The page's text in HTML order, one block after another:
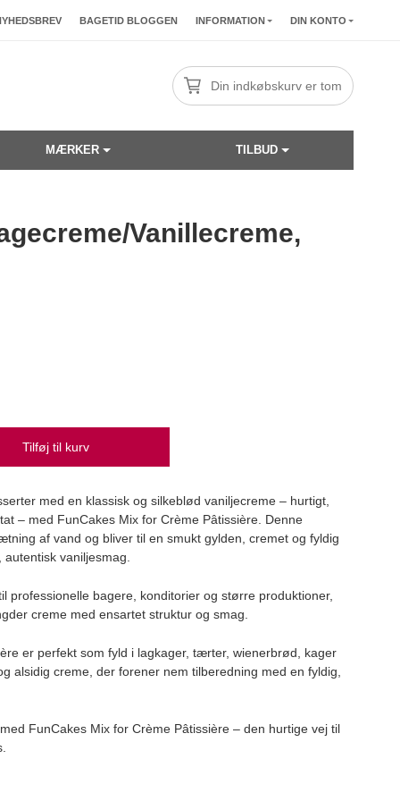
BAGETID BLOGGEN INFORMATION DIN KONTO
Din indkøbskurv er tom
MÆRKER TILBUD
Vanillecreme,
Tilføj til kurv
med en klassisk og silkeblød vaniljecreme – hurtigt,
– med FunCakes Mix for Crème Pâtissière. Denne
af vand og bliver til en smukt gylden, cremet og fyldig
vaniljesmag.
professionelle bagere, konditorier og større produktioner,
creme med ensartet struktur og smag.
er perfekt som fyld i lagkager, tærter, wienerbrød, kager
alsidig creme, der forener nem tilberedning med en fyldig,
FunCakes Mix for Crème Pâtissière – den hurtige vej til